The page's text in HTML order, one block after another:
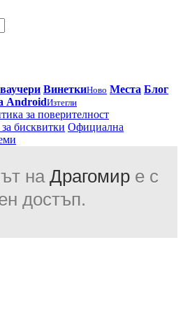
ВинеткиНово Места Блог
AndroidИзтегли
за поверителност
бисквитки Официална
на Драгомир е с
достъп.